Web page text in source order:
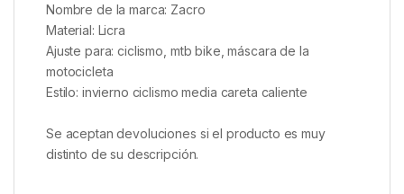
Nombre de la marca: Zacro
Material: Licra
Ajuste para: ciclismo, mtb bike, máscara de la
motocicleta
Estilo: invierno ciclismo media careta caliente
Se aceptan devoluciones si el producto es muy
distinto de su descripción.